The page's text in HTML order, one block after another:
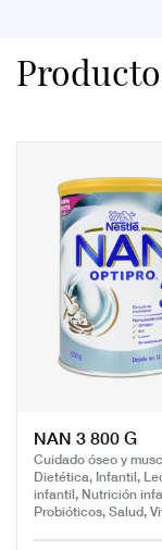
NAN 3 800 G
Cuidado óseo y
Dietética, Infantil,
infantil, Nutrición
Probióticos, Salud,